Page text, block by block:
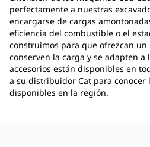
perfectamente a nuestras
encargarse de cargas
eficiencia del combustible o el
construimos para que ofrezcan
conserven la carga y se adapten a
accesorios están disponibles en
a su distribuidor Cat para conocer
disponibles en la región.